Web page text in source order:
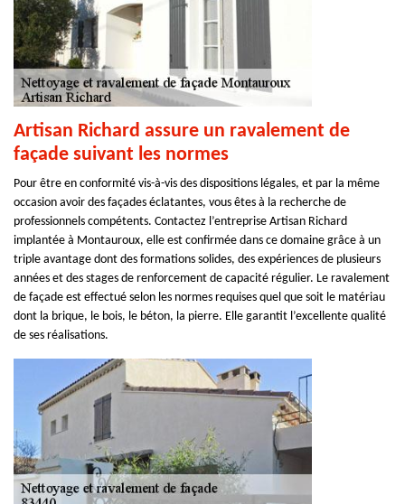
Artisan Richard assure un ravalement de
façade suivant les normes
Pour être en conformité vis-à-vis des dispositions légales, et par la même
occasion avoir des façades éclatantes, vous êtes à la recherche de
professionnels compétents. Contactez l’entreprise Artisan Richard
implantée à Montauroux, elle est confirmée dans ce domaine grâce à un
triple avantage dont des formations solides, des expériences de plusieurs
années et des stages de renforcement de capacité régulier. Le ravalement
de façade est effectué selon les normes requises quel que soit le matériau
dont la brique, le bois, le béton, la pierre. Elle garantit l’excellente qualité
de ses réalisations.